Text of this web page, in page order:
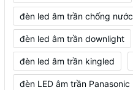
đèn led âm trần chống nước
đèn led âm trần downlight
đèn led âm trần kingled
đèn LED âm trần Panasonic